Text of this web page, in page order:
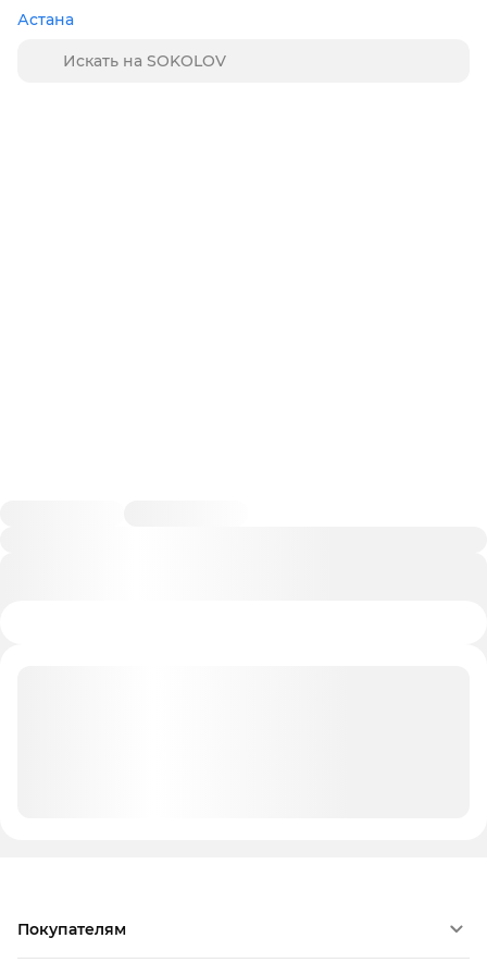
Астана
Покупателям